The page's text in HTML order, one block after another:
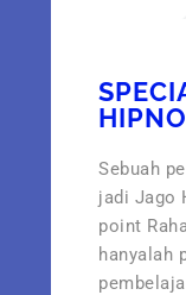
Sebuah
jadi Jago
point
hanyalah